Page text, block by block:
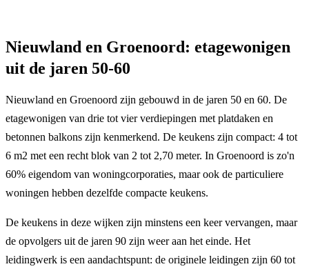
Nieuwland en Groenoord: etagewonigen
uit de jaren 50-60
Nieuwland en Groenoord zijn gebouwd in de jaren 50 en 60. De
etagewonigen van drie tot vier verdiepingen met platdaken en
betonnen balkons zijn kenmerkend. De keukens zijn compact: 4 tot
6 m2 met een recht blok van 2 tot 2,70 meter. In Groenoord is zo'n
60% eigendom van woningcorporaties, maar ook de particuliere
woningen hebben dezelfde compacte keukens.
De keukens in deze wijken zijn minstens een keer vervangen, maar
de opvolgers uit de jaren 90 zijn weer aan het einde. Het
leidingwerk is een aandachtspunt: de originele leidingen zijn 60 tot